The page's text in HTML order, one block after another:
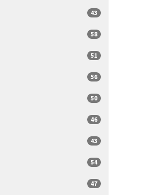
43
58
51
56
50
46
43
54
47